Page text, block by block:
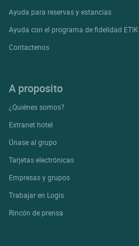
Ayuda para reservas y estancias
Ayuda con el programa de fidelidad ETIK
Contactenos
A proposito
¿Quiénes somos?
Extranet hotel
Únase al grupo
Tarjetas electrónicas
Empresas y grupos
Trabajar en Logis
Rincón de prensa